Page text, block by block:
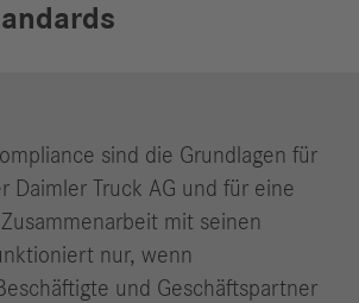
sind die Grundlagen für
Daimler Truck AG und für eine
mit seinen
nur, wenn
und Geschäftspartner